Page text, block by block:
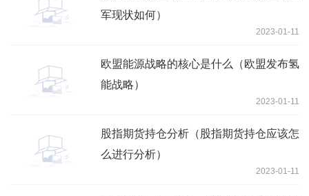
军现状如何）
2023-01-11
欧盟能源战略的核心是什么（欧盟发布氢
能战略）
2023-01-11
股指期货持仓分析（股指期货持仓应该怎
么进行分析）
2023-01-11